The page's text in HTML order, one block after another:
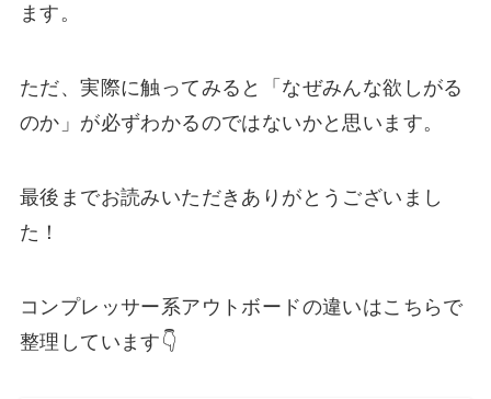
ます。
ただ、実際に触ってみると「なぜみんな欲しがる
のか」が必ずわかるのではないかと思います。
最後までお読みいただきありがとうございまし
た！
コンプレッサー系アウトボードの違いはこちらで
整理しています👇